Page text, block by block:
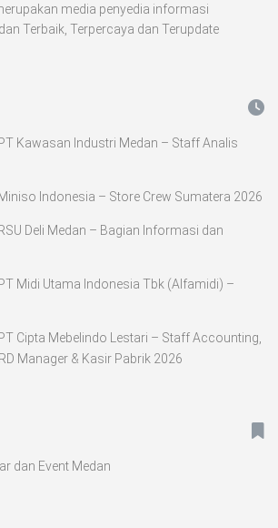
media penyedia informasi
Terbaik, Terpercaya dan Terupdate
Kawasan Industri Medan – Staff Analis
Indonesia – Store Crew Sumatera 2026
Deli Medan – Bagian Informasi dan
Midi Utama Indonesia Tbk (Alfamidi) –
Cipta Mebelindo Lestari – Staff Accounting,
Manager & Kasir Pabrik 2026
dan Event Medan